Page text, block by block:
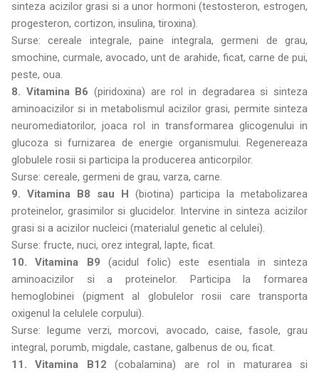
sinteza acizilor grasi si a unor hormoni (testosteron, estrogen,
progesteron, cortizon, insulina, tiroxina).
Surse: cereale integrale, paine integrala, germeni de grau,
smochine, curmale, avocado, unt de arahide, ficat, carne de pui,
peste, oua.
8. Vitamina B6 (piridoxina) are rol in degradarea si sinteza
aminoacizilor si in metabolismul acizilor grasi, permite sinteza
neuromediatorilor, joaca rol in transformarea glicogenului in
glucoza si furnizarea de energie organismului. Regenereaza
globulele rosii si participa la producerea anticorpilor.
Surse: cereale, germeni de grau, varza, carne.
9. Vitamina B8 sau H (biotina) participa la metabolizarea
proteinelor, grasimilor si glucidelor. Intervine in sinteza acizilor
grasi si a acizilor nucleici (materialul genetic al celulei).
Surse: fructe, nuci, orez integral, lapte, ficat.
10. Vitamina B9 (acidul folic) este esentiala in sinteza
aminoacizilor si a proteinelor. Participa la formarea
hemoglobinei (pigment al globulelor rosii care transporta
oxigenul la celulele corpului).
Surse: legume verzi, morcovi, avocado, caise, fasole, grau
integral, porumb, migdale, castane, galbenus de ou, ficat.
11. Vitamina B12(cobalamina) are rol in maturarea si